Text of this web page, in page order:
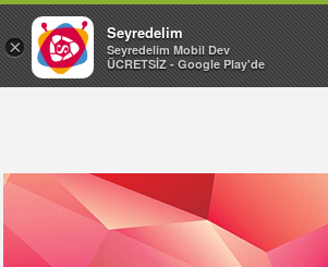
×
Seyredelim
Seyredelim Mobil Dev
ÜCRETSİZ - Google Play'de